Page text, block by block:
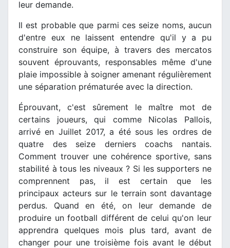
leur demande.
Il est probable que parmi ces seize noms, aucun
d'entre eux ne laissent entendre qu'il y a pu
construire son équipe, à travers des mercatos
souvent éprouvants, responsables même d'une
plaie impossible à soigner amenant régulièrement
une séparation prématurée avec la direction.
Éprouvant, c'est sûrement le maître mot de
certains joueurs, qui comme Nicolas Pallois,
arrivé en Juillet 2017, a été sous les ordres de
quatre des seize derniers coachs nantais.
Comment trouver une cohérence sportive, sans
stabilité à tous les niveaux ? Si les supporters ne
comprennent pas, il est certain que les
principaux acteurs sur le terrain sont davantage
perdus. Quand en été, on leur demande de
produire un football différent de celui qu'on leur
apprendra quelques mois plus tard, avant de
changer pour une troisième fois avant le début